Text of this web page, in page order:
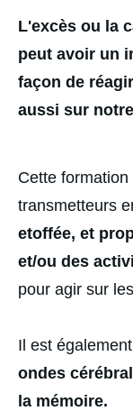
L'excès ou la
peut avoir un
façon de
aussi sur
Cette
transmetteurs
etoffée, et
et/ou des
pour agir sur
Il est
ondes
la mémoire.